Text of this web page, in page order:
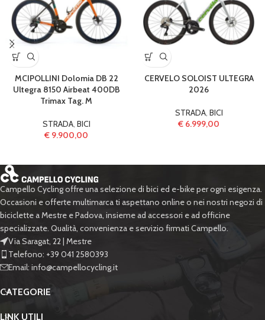
MCIPOLLINI Dolomia DB 22
Ultegra 8150 Airbeat 400DB
Trimax Tag. M
STRADA, BICI
€ 9.900,00
CERVELO SOLOIST ULTEGRA
2026
STRADA, BICI
€ 6.999,00
Campello Cycling offre una selezione di bici ed e-bike per ogni esigenza.
Occasioni e offerte multimarca ti aspettano online o nei nostri negozi di
biciclette a Mestre e Padova, insieme ad accessori e ad officine
specializzate. Qualità, convenienza e servizio firmati Campello.
Via Saragat, 22 | Mestre
Telefono: +39 041 2580393
Email: info@campellocycling.it
CATEGORIE
LINK UTILI